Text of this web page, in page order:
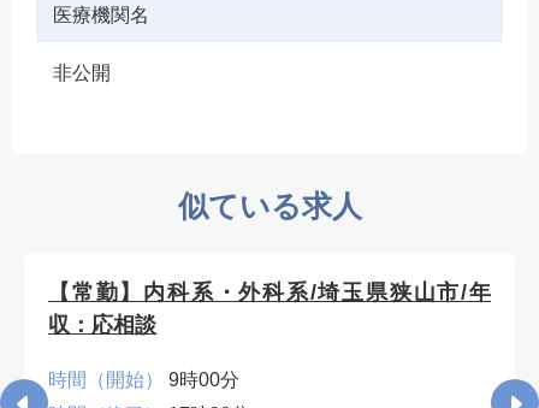
医療機関名
非公開
似ている求人
【常勤】内科系・外科系/埼玉県狭山市/年
収：応相談
時間（開始）
9時00分